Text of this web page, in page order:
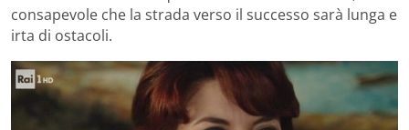
consapevole che la strada verso il successo sarà lunga e
irta di ostacoli.